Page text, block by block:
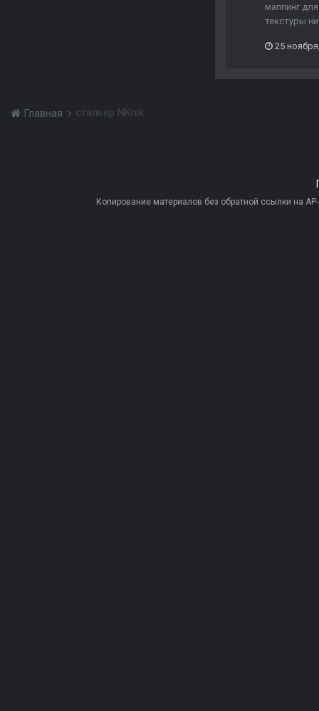
маппинг
текстуры
25
Главная сталкер NKnik
Копирование материалов без обратной ссылки на